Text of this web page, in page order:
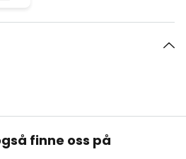
finne oss på